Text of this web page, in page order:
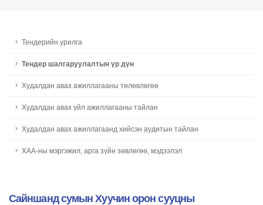
Тендерийн урилга
Тендер шалгаруулалтын үр дүн
Худалдан авах ажиллагааны төлөвлөгөө
Худалдан авах үйл ажиллагааны тайлан
Худалдан авах ажиллагаанд хийсэн аудитын тайлан
ХАА-ны мэргэжил, арга зүйн зөвлөгөө, мэдээлэл
Сайншанд сумын Хуучин орон сууцны